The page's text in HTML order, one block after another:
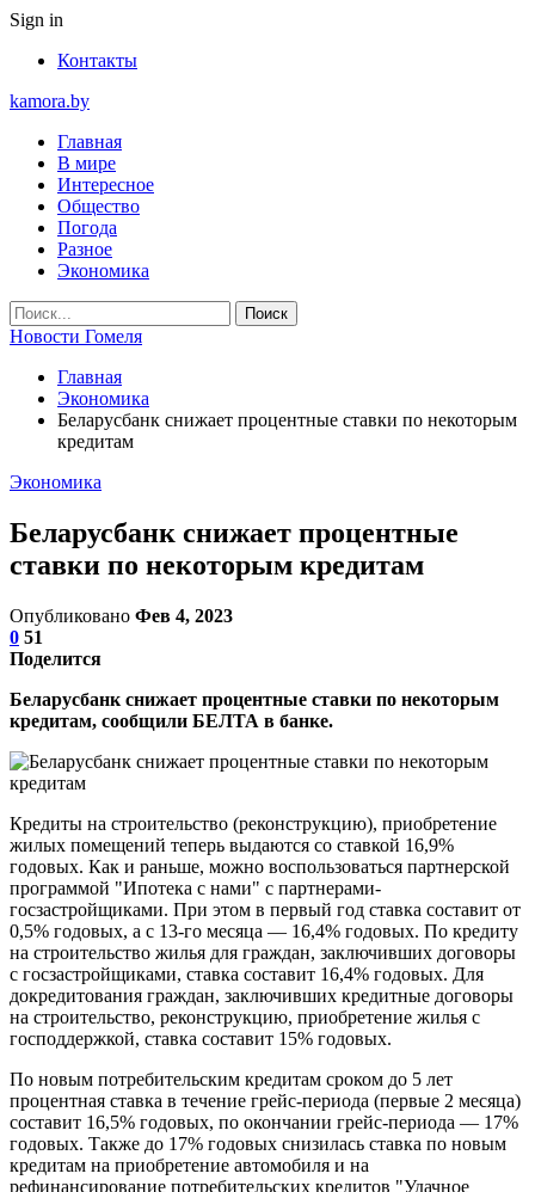
Sign in
Контакты
kamora.by
Главная
В мире
Интересное
Общество
Погода
Разное
Экономика
Новости Гомеля
Главная
Экономика
Беларусбанк снижает процентные ставки по некоторым
кредитам
Экономика
Беларусбанк снижает процентные
ставки по некоторым кредитам
Опубликовано Фев 4, 2023
0 51
Поделится
Беларусбанк снижает процентные ставки по некоторым
кредитам, сообщили БЕЛТА в банке.
Кредиты на строительство (реконструкцию), приобретение
жилых помещений теперь выдаются со ставкой 16,9%
годовых. Как и раньше, можно воспользоваться партнерской
программой "Ипотека с нами" с партнерами-
госзастройщиками. При этом в первый год ставка составит от
0,5% годовых, а с 13-го месяца — 16,4% годовых. По кредиту
на строительство жилья для граждан, заключивших договоры
с госзастройщиками, ставка составит 16,4% годовых. Для
докредитования граждан, заключивших кредитные договоры
на строительство, реконструкцию, приобретение жилья с
господдержкой, ставка составит 15% годовых.
По новым потребительским кредитам сроком до 5 лет
процентная ставка в течение грейс-периода (первые 2 месяца)
составит 16,5% годовых, по окончании грейс-периода — 17%
годовых. Также до 17% годовых снизилась ставка по новым
кредитам на приобретение автомобиля и на
рефинансирование потребительских кредитов "Удачное